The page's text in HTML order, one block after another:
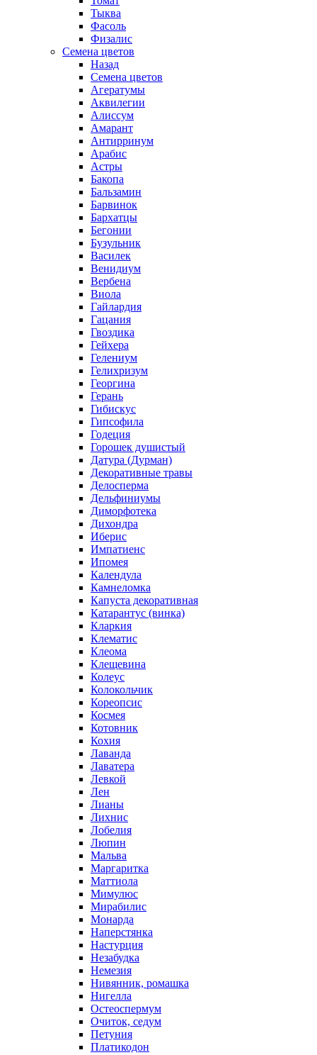
Тыква
Фасоль
Физалис
Семена цветов
Назад
Семена цветов
Агератумы
Аквилегии
Алиссум
Амарант
Антирринум
Арабис
Астры
Бакопа
Бальзамин
Барвинок
Бархатцы
Бегонии
Бузульник
Василек
Венидиум
Вербена
Виола
Гайлардия
Гацания
Гвоздика
Гейхера
Гелениум
Гелихризум
Георгина
Герань
Гибискус
Гипсофила
Годеция
Горошек душистый
Датура (Дурман)
Декоративные травы
Делосперма
Дельфиниумы
Диморфотека
Дихондра
Иберис
Импатиенс
Ипомея
Календула
Камнеломка
Капуста декоративная
Катарантус (винка)
Кларкия
Клематис
Клеома
Клещевина
Колеус
Колокольчик
Кореопсис
Космея
Котовник
Кохия
Лаванда
Лаватера
Левкой
Лен
Лианы
Лихнис
Лобелия
Люпин
Мальва
Маргаритка
Маттиола
Мимулюс
Мирабилис
Монарда
Наперстянка
Настурция
Незабудка
Немезия
Нивянник, ромашка
Нигелла
Остеоспермум
Очиток, седум
Петуния
Платикодон